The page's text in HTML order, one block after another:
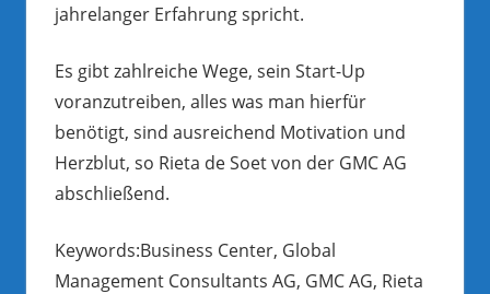
jahrelanger Erfahrung spricht.
Es gibt zahlreiche Wege, sein Start-Up
voranzutreiben, alles was man hierfür
benötigt, sind ausreichend Motivation und
Herzblut, so Rieta de Soet von der GMC AG
abschließend.
Keywords:Business Center, Global
Management Consultants AG, GMC AG, Rieta